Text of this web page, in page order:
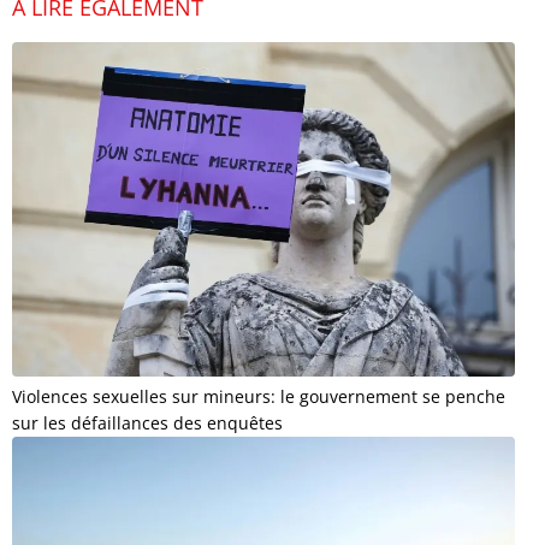
À LIRE ÉGALEMENT
Violences sexuelles sur mineurs: le gouvernement se penche
sur les défaillances des enquêtes